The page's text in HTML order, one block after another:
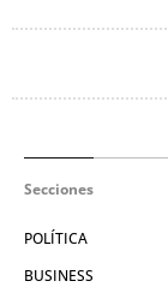
Secciones
POLÍTICA
BUSINESS